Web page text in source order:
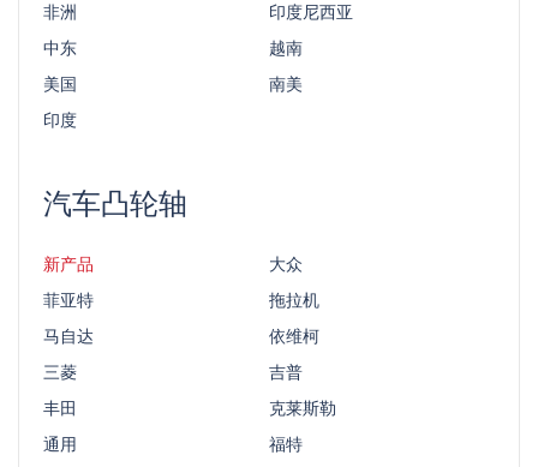
非洲
印度尼西亚
中东
越南
美国
南美
印度
汽车凸轮轴
新产品
大众
菲亚特
拖拉机
马自达
依维柯
三菱
吉普
丰田
克莱斯勒
通用
福特